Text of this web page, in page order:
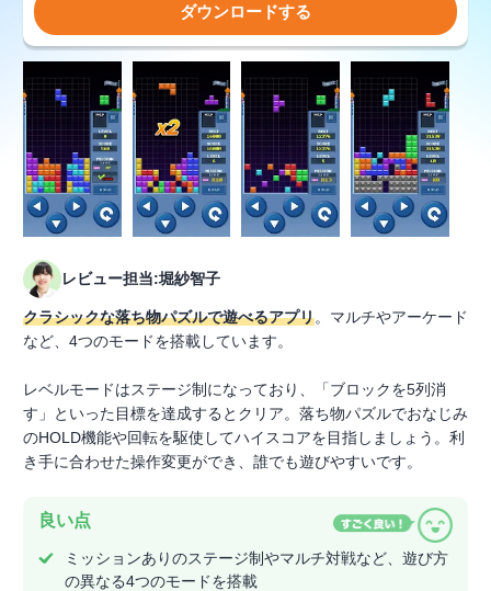
ダウンロードする
レビュー担当:堀紗智子
クラシックな落ち物パズルで遊べるアプリ。マルチやアーケード
など、4つのモードを搭載しています。
レベルモードはステージ制になっており、「ブロックを5列消
す」といった目標を達成するとクリア。落ち物パズルでおなじみ
のHOLD機能や回転を駆使してハイスコアを目指しましょう。利
き手に合わせた操作変更ができ、誰でも遊びやすいです。
良い点
ミッションありのステージ制やマルチ対戦など、遊び方
の異なる4つのモードを搭載